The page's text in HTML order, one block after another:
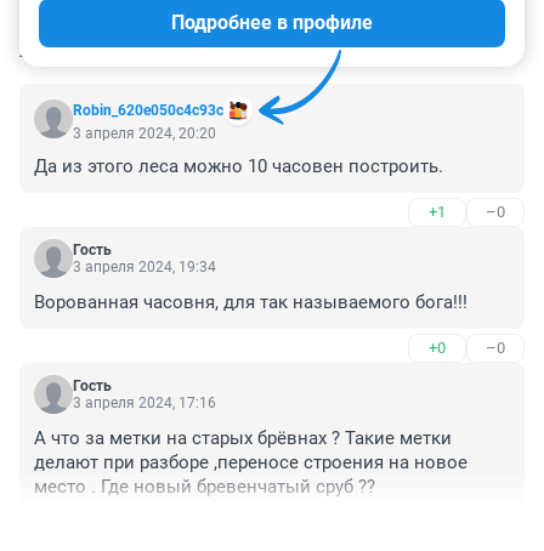
КОММЕНТАРИИ 31
Robin_620e050c4c93c
Подробнее в профиле
3 апреля 2024, 20:20
Да из этого леса можно 10 часовен построить.
+1 –0
Гость
3 апреля 2024, 19:34
Ворованная часовня, для так называемого бога!!!
+0 –0
Гость
3 апреля 2024, 17:16
А что за метки на старых брёвнах ? Такие метки
делают при разборе ,переносе строения на новое
место . Где новый бревенчатый сруб ??